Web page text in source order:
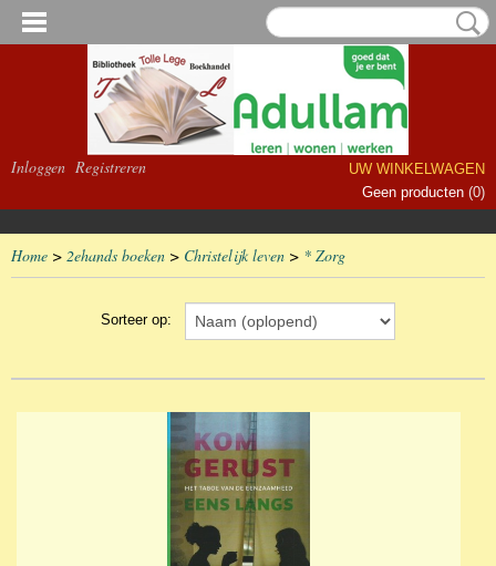
Inloggen Registreren
UW WINKELWAGEN
Geen producten (0)
Home > 2ehands boeken > Christelijk leven > * Zorg
Sorteer op: